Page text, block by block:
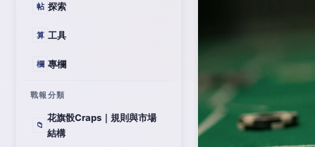
帖 探索
算 工具
欄 專欄
戰報分類
📁
花旗骰Craps｜規則與市場
結構